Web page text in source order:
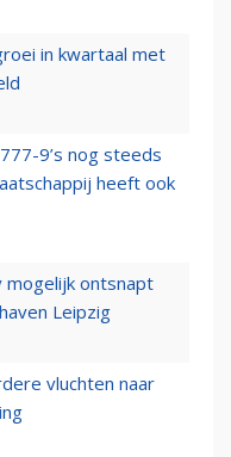
in kwartaal met
9’s nog steeds
heeft ook
mogelijk ontsnapt
Leipzig
vluchten naar